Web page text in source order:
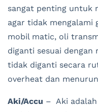
sangat penting untuk
agar tidak mengalami
mobil matic, oli
diganti sesuai dengan
tidak diganti secara
overheat dan
Aki/Accu – Aki